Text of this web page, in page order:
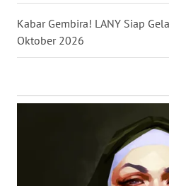
Kabar Gembira! LANY Siap
Oktober 2026
NIAS
WN
LANGKAT
WN